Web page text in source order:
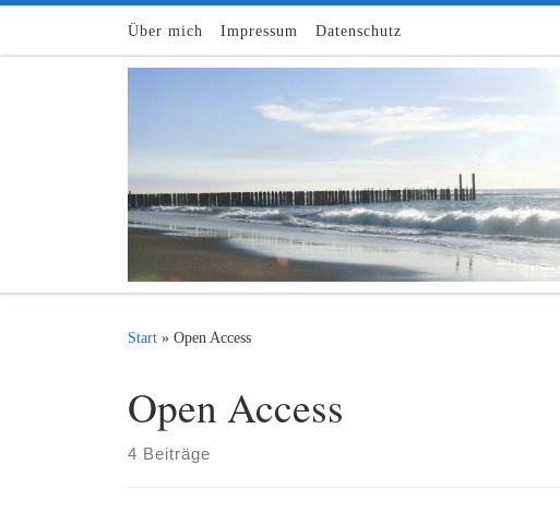
Zum Inhalt springen
Über mich Impressum Datenschutz
Start » Open Access
Open Access
4 Beiträge